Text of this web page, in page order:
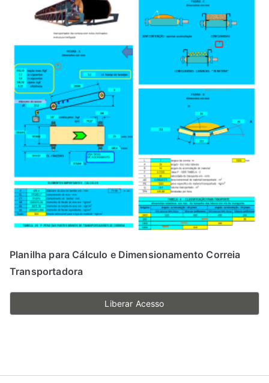
Planilha para Cálculo e Dimensionamento Correia
Transportadora
Liberar Acesso